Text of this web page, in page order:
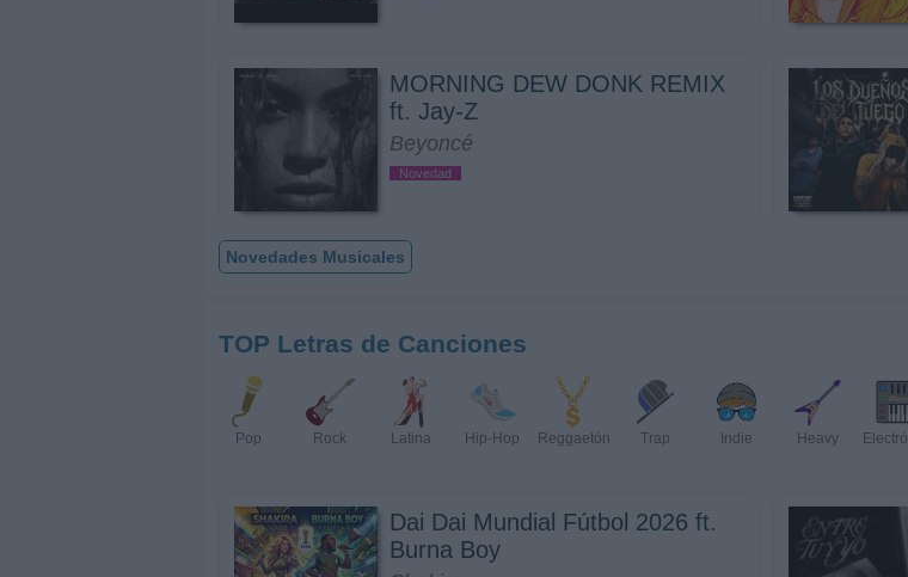
MORNING DEW DONK REMIX
ft. Jay-Z
Beyoncé
Novedad
Novedades Musicales
TOP Letras de Canciones
Pop Rock Latina Hip-Hop Reggaetón Trap Indie Heavy
Dai Dai Mundial Fútbol 2026 ft.
Burna Boy